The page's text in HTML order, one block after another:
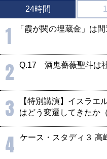
24時間
1 「霞が関の埋蔵金」は
2 Q.17 酒鬼薔薇聖斗は
3
【特別講演】イスラエ
はどう変遷してきたか
4 ケース・スタディ３ 高